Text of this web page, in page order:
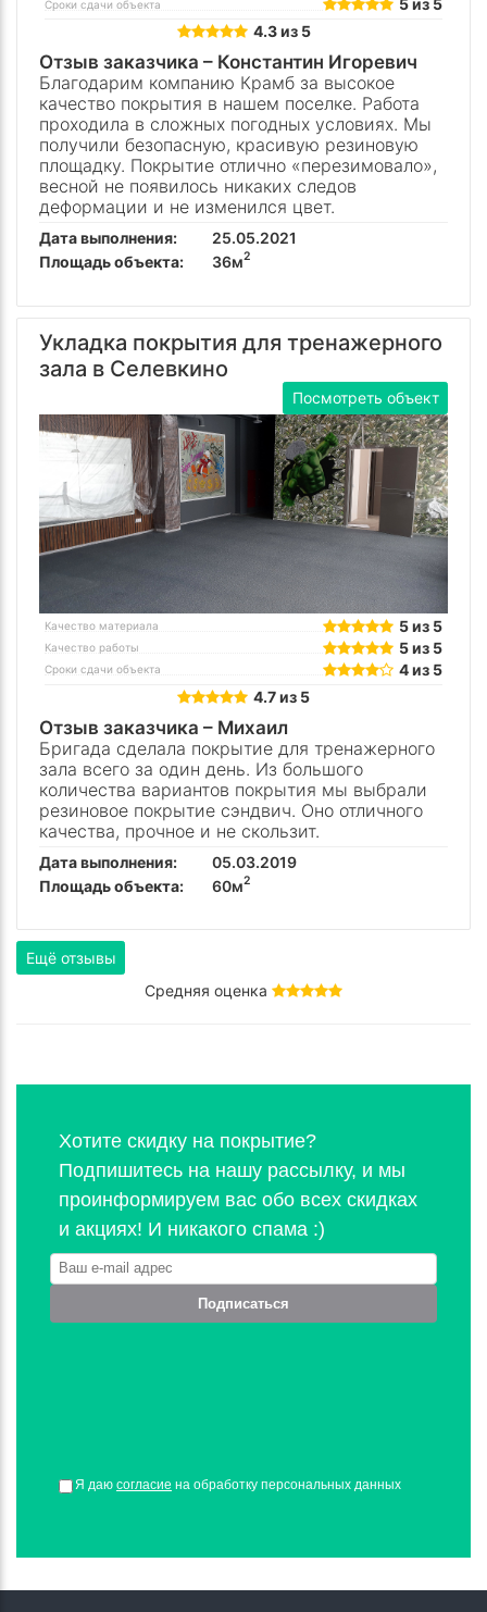
Сроки сдачи объекта
5 из 5
4.3 из 5
Отзыв заказчика – Константин Игоревич
Благодарим компанию Крамб за высокое
качество покрытия в нашем поселке. Работа
проходила в сложных погодных условиях. Мы
получили безопасную, красивую резиновую
площадку. Покрытие отлично «перезимовало»,
весной не появилось никаких следов
деформации и не изменился цвет.
Дата выполнения:
25.05.2021
Площадь объекта:
36м2
Укладка покрытия для тренажерного
зала в Селевкино
Посмотреть объект
Качество материала 5 из 5
Качество работы 5 из 5
Сроки сдачи объекта
4 из 5
4.7 из 5
Отзыв заказчика – Михаил
Бригада сделала покрытие для тренажерного
зала всего за один день. Из большого
количества вариантов покрытия мы выбрали
резиновое покрытие сэндвич. Оно отличного
качества, прочное и не скользит.
Дата выполнения:
05.03.2019
Площадь объекта:
60м2
Ещё отзывы
Средняя оценка
Хотите скидку на покрытие?
Подпишитесь на нашу рассылку, и мы
проинформируем вас обо всех скидках
и акциях! И никакого спама :)
Подписаться
Я даю согласие на обработку персональных данных